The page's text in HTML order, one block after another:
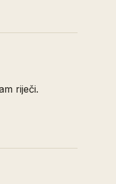
riječi.